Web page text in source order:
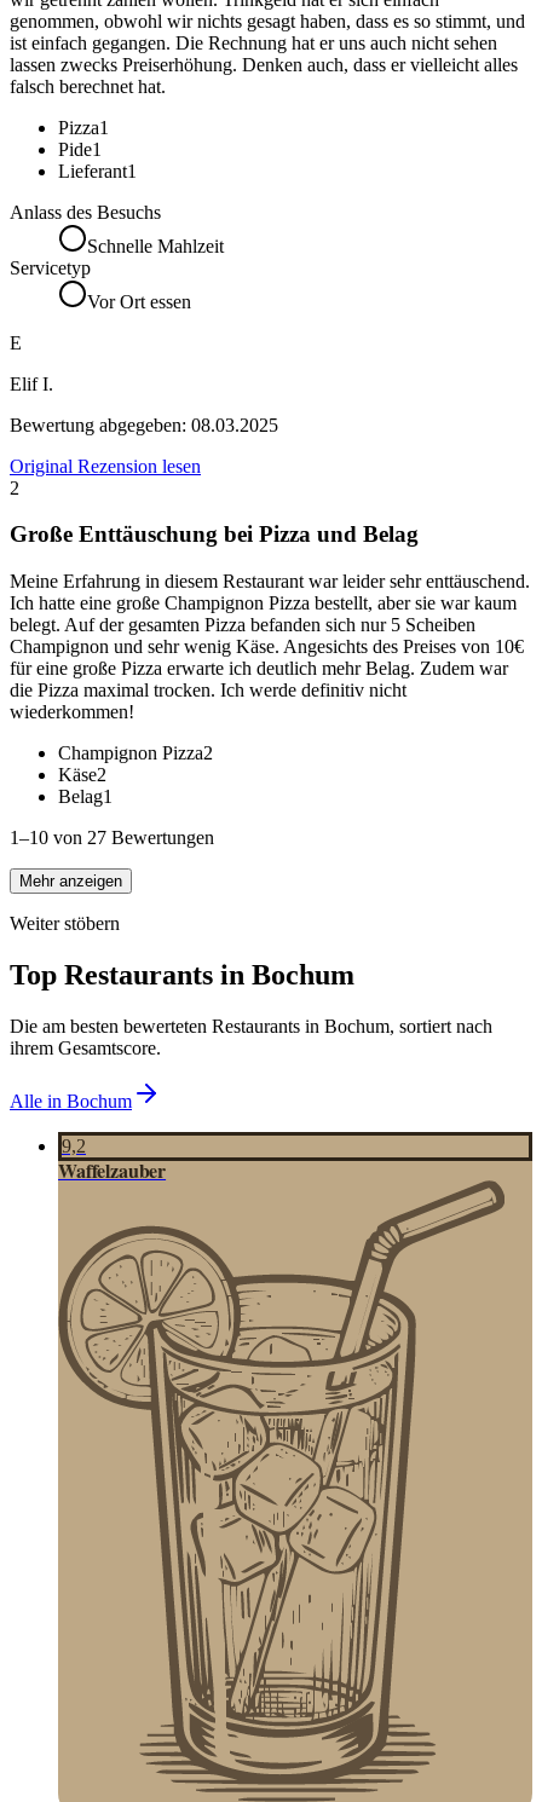
genommen, obwohl wir nichts gesagt haben, dass es so stimmt, und
ist einfach gegangen. Die Rechnung hat er uns auch nicht sehen
lassen zwecks Preiserhöhung. Denken auch, dass er vielleicht alles
falsch berechnet hat.
Pizza1
Pide1
Lieferant1
Anlass des Besuchs
Schnelle Mahlzeit
Servicetyp
Vor Ort essen
E
Elif I.
Bewertung abgegeben: 08.03.2025
Original Rezension lesen
2
Große Enttäuschung bei Pizza und Belag
Meine Erfahrung in diesem Restaurant war leider sehr enttäuschend.
Ich hatte eine große Champignon Pizza bestellt, aber sie war kaum
belegt. Auf der gesamten Pizza befanden sich nur 5 Scheiben
Champignon und sehr wenig Käse. Angesichts des Preises von 10€
für eine große Pizza erwarte ich deutlich mehr Belag. Zudem war
die Pizza maximal trocken. Ich werde definitiv nicht
wiederkommen!
Champignon Pizza2
Käse2
Belag1
1–10 von 27 Bewertungen
Mehr anzeigen
Weiter stöbern
Top Restaurants in Bochum
Die am besten bewerteten Restaurants in Bochum, sortiert nach
ihrem Gesamtscore.
Alle in Bochum
9,2
Waffelzauber